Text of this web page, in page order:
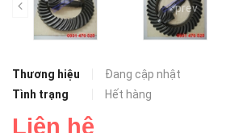
prev
Thương hiệu
Đang cập nhật
Tình trạng
Hết hàng
Liên hệ